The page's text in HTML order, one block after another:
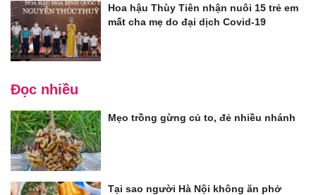
Hoa hậu Thùy Tiên nhận nuôi 15 trẻ em
mất cha mẹ do đại dịch Covid-19
Đọc nhiều
Mẹo trồng gừng củ to, đẻ nhiều nhánh
Tại sao người Hà Nội không ăn phở